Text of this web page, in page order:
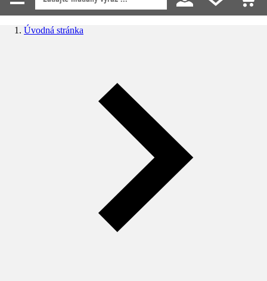
Úvodná stránka